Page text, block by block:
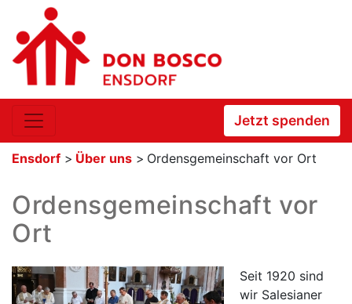
Jetzt spenden
Ensdorf > Über uns > Ordensgemeinschaft vor Ort
Ordensgemeinschaft vor
Ort
Seit 1920 sind
wir Salesianer